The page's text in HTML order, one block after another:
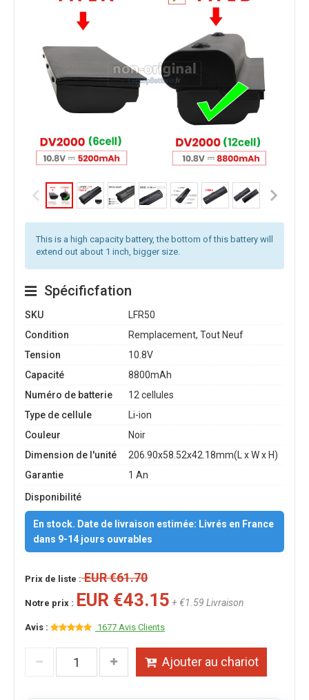
This is a high capacity battery, the bottom of this battery will
extend out about 1 inch, bigger size.
Spécificfation
SKU
LFR50
Condition
Remplacement, Tout Neuf
Tension
10.8V
Capacité
8800mAh
Numéro de batterie
12 cellules
Type de cellule
Li-ion
Couleur
Noir
Dimension de l'unité
206.90x58.52x42.18mm(L x W x H)
Garantie
1 An
Disponibilité
En stock. Date de livraison estimée: Livrés en France
dans 9-14 jours ouvrables
Prix de liste :EUR €61.70
Notre prix : EUR €43.15 + €1.59 Livraison
Avis : 1677 Avis Clients
Ajouter au chariot